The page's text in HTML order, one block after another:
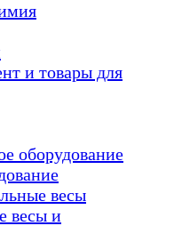
и товары для
оборудование
весы
весы и